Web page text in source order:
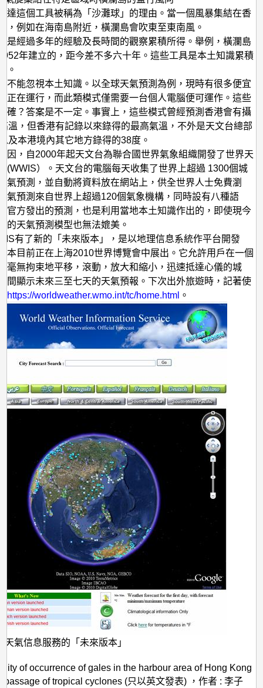
達這個工具被稱為「沙灘球」的理由。當一個風暴集結在香
，例如在海南島附近，橫瀾島會吹東至東南風。
是經過多年的經驗及長時間的觀察累積所得。舉例，橫瀾島
年建立的，距今差不多六十年。這些工具是本土知識累積
。
不能忽視本土知識。以全球天氣預測為例，現時有很多便宜
正在運行，而此類模式僅需要一台個人電腦便可運作。這些
確？答案是不一定。事實上，這些模式曾經預測香港會有攝
溫，但香港有記錄以來錄得的最高氣溫，不外是天文台總部
及本港境內其它地方錄得的38度。
因，自2000年起天文台為聯合國世界氣象組織開發了世界天
(WWIS）。天文台的電腦每天收集了世界上超過 1300個城
氣預測，並自動將資料放在網站上，供全世界人士免費瀏
氣預測來自世界上超過120個氣象機構，同時設有八種語
官方發出的預測，也是利用當地本土知識作出的，即使現今
的天氣預測模型也無法媲美。
有了新的「未來版本」，是以地理信息系統作平台開發
本目前正在上海2010世界博覽會中展出。它允許用戶在一個
毫無拘束地平移，滾動，放大和縮小，迅速抵達心儀的城
間顯示未來三至七天的天氣預報。下次出外旅遊時，記著使
https://worldweather.wmo.int/tc/home.html 。
氣信息服務的「未來版本」
of occurrence of gales in the harbour area of Hong Kong
passage of tropical cyclones (只以英文發表) ，作者 : 李子